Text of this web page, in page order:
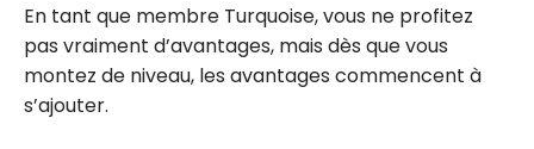
En tant que membre Turquoise, vous ne profitez
pas vraiment d’avantages, mais dès que vous
montez de niveau, les avantages commencent à
s’ajouter.